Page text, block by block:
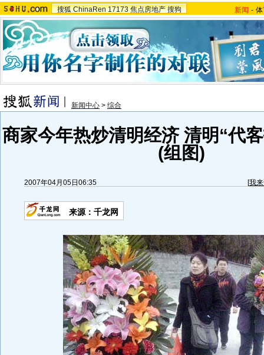
搜狐 ChinaRen 17173 焦点房地产 搜狗 新闻 -
新闻中心 > 综合
商家今年热炒清明经济 清明“代
(组图)
2007年04月05日06:35 [我
来源：千龙网